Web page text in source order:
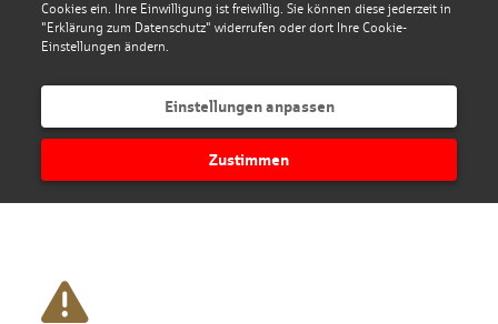
Cookies ein. Ihre Einwilligung ist freiwillig. Sie können diese jederzeit in
"Erklärung zum Datenschutz" widerrufen oder dort Ihre Cookie-
Einstellungen ändern.
Einstellungen anpassen
Zustimmen